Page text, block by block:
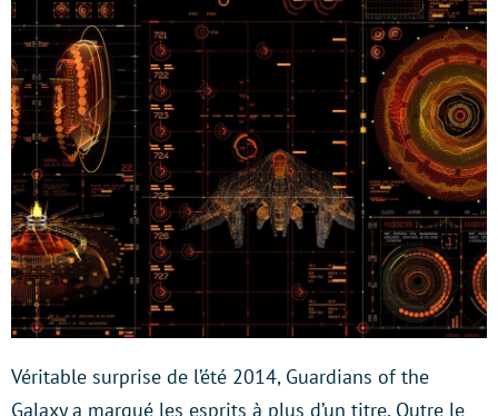
Véritable surprise de l’été 2014, Guardians of the
Galaxy a marqué les esprits à plus d’un titre. Outre le